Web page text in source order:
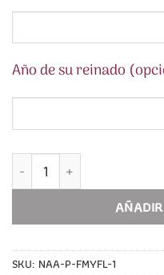
Año de su reinado
Neceser Fallera Mayor
SKU: NAA-P-FMYFL-1